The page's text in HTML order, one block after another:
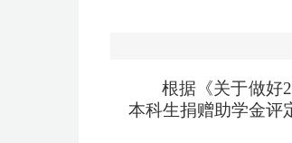
根据 《关于做好
本科生捐赠助学金评